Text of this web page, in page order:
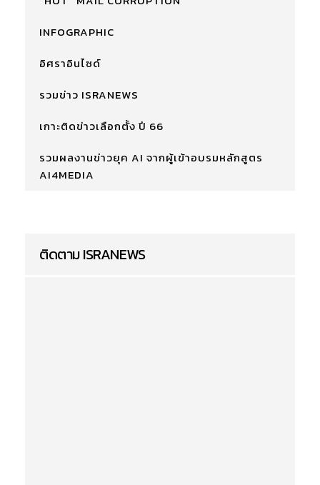
INFOGRAPHIC
อิศราอินไซด์
รวมข่าว ISRANEWS
เกาะติดข่าวเลือกตั้ง ปี 66
รวมผลงานข่าวยุค AI จากผู้เข้าอบรมหลักสูตร
AI4MEDIA
ติดตาม ISRANEWS